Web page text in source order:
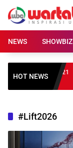
content
NEWS
SHOWBIZ
HOT NEWS
Meluncur, Baterai 21
#Lift2026